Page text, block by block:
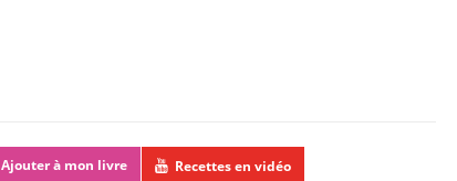
Ajouter à mon livre Recettes en vidéo